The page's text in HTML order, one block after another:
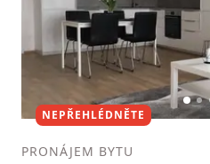
12
NEPŘEHLÉDNĚTE
PRONÁJEM BYTU